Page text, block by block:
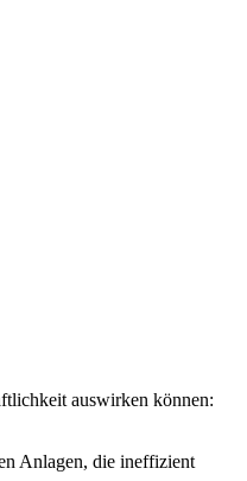
auswirken können:
Anlagen, die ineffizient